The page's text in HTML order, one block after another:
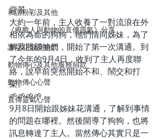
和諧粉彩及其他
《療癒人與動物的直傳靈氣》分享
課堂花絮及捐款
動物傳心及其他服務捐款
動物傳心心聲
直傳靈氣心聲
背景：
大約一年前，主人收養了一對流浪在外
相依為命的狗狗，牠們情同姊妹，為了
解及照顧牠們，開始了第一次溝通。到
了今年的9月4日，收到了主人再度聯
絡，說早前突然開始不和、鬧交和打
架。
🌱🌱🌱🌱
9月8日開始跟姊妹花溝通，了解到事情
的問題在哪裡。然後開導了狗狗，也將
訊息轉達了主人。當然傳心其實只是一